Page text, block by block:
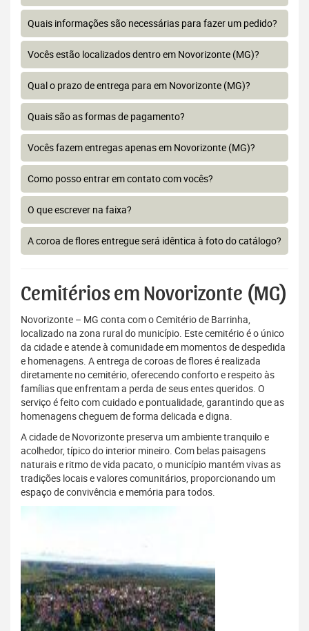
Quais informações são necessárias para fazer um pedido?
Vocês estão localizados dentro em Novorizonte (MG)?
Qual o prazo de entrega para em Novorizonte (MG)?
Quais são as formas de pagamento?
Vocês fazem entregas apenas em Novorizonte (MG)?
Como posso entrar em contato com vocês?
O que escrever na faixa?
A coroa de flores entregue será idêntica à foto do catálogo?
Cemitérios em Novorizonte (MG)
Novorizonte – MG conta com o Cemitério de Barrinha,
localizado na zona rural do município. Este cemitério é o único
da cidade e atende à comunidade em momentos de despedida
e homenagens. A entrega de coroas de flores é realizada
diretamente no cemitério, oferecendo conforto e respeito às
famílias que enfrentam a perda de seus entes queridos. O
serviço é feito com cuidado e pontualidade, garantindo que as
homenagens cheguem de forma delicada e digna.
A cidade de Novorizonte preserva um ambiente tranquilo e
acolhedor, típico do interior mineiro. Com belas paisagens
naturais e ritmo de vida pacato, o município mantém vivas as
tradições locais e valores comunitários, proporcionando um
espaço de convivência e memória para todos.